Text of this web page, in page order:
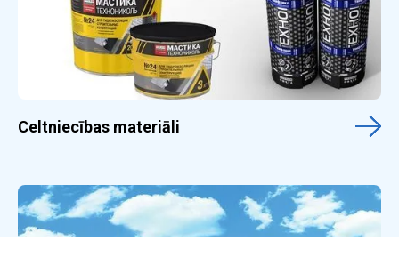
Celtniecības materiāli